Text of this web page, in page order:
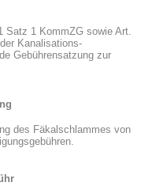
Satz 1 KommZG sowie Art.
Kanalisations-
Gebührensatzung zur
des Fäkalschlammes von